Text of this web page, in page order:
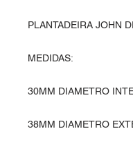
PLANTADEIRA JOHN
MEDIDAS:
30MM DIAMETRO
38MM DIAMETRO